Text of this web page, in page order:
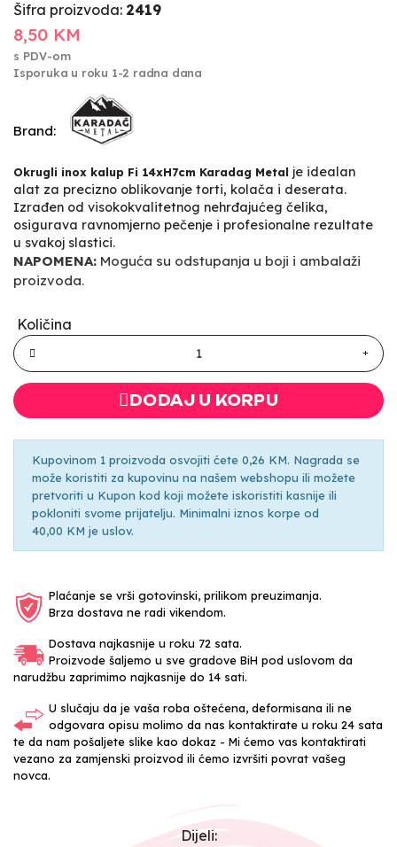
Šifra proizvoda: 2419
8,50 KM
s PDV-om
Isporuka u roku 1-2 radna dana
Brand:
Okrugli inox kalup Fi 14xH7cm Karadag Metal je idealan
alat za precizno oblikovanje torti, kolača i deserata.
Izrađen od visokokvalitetnog nehrđajućeg čelika,
osigurava ravnomjerno pečenje i profesionalne rezultate
u svakoj slastici.
NAPOMENA: Moguća su odstupanja u boji i ambalaži
proizvoda.
Količina
DODAJ U KORPU
Kupovinom 1 proizvoda osvojiti ćete 0,26 KM. Nagrada se
može koristiti za kupovinu na našem webshopu ili možete
pretvoriti u Kupon kod koji možete iskoristiti kasnije ili
pokloniti svome prijatelju. Minimalni iznos korpe od
40,00 KM je uslov.
Plaćanje se vrši gotovinski, prilikom preuzimanja.
Brza dostava ne radi vikendom.
Dostava najkasnije u roku 72 sata.
Proizvode šaljemo u sve gradove BiH pod uslovom da
narudžbu zaprimimo najkasnije do 14 sati.
U slučaju da je vaša roba oštećena, deformisana ili ne
odgovara opisu molimo da nas kontaktirate u roku 24 sata
te da nam pošaljete slike kao dokaz - Mi ćemo vas kontaktirati
vezano za zamjenski proizvod ili ćemo izvršiti povrat vašeg
novca.
Dijeli: